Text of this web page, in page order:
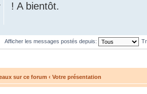
! A bientôt.
Afficher les messages postés depuis:
sur ce forum ‹ Votre présentation